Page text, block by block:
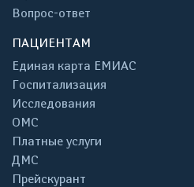
Вопрос-ответ
ПАЦИЕНТАМ
Единая карта ЕМИАС
Госпитализация
Исследования
ОМС
Платные услуги
ДМС
Прейскурант